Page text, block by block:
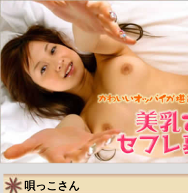
唄っこさん